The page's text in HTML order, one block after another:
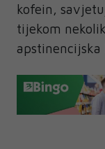
kofein,
tijekom
apstinencijska